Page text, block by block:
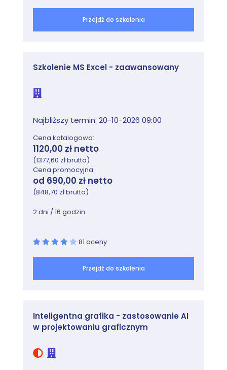
Przejdź do szkolenia
Szkolenie MS Excel - zaawansowany
Najbliższy termin: 20-10-2026 09:00
Cena katalogowa:
1120,00 zł netto
(1377,60 zł brutto)
Cena promocyjna:
od 690,00 zł netto
(848,70 zł brutto)
2 dni / 16 godzin
81 oceny
Przejdź do szkolenia
Inteligentna grafika - zastosowanie AI
w projektowaniu graficznym